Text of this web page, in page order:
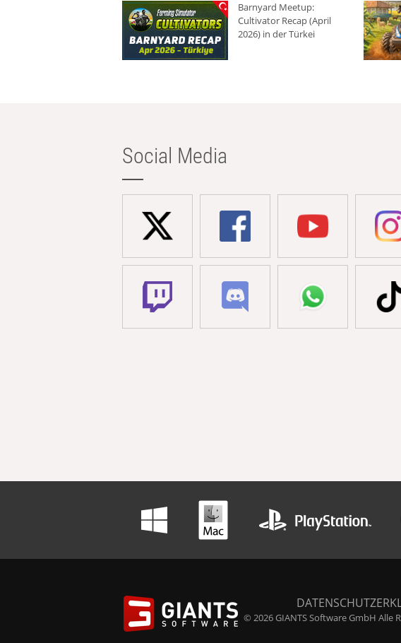
Barnyard Meetup:
Cultivator Recap (April
2026) in der Türkei
Social Media
© 2026 GIANTS Software GmbH Alle